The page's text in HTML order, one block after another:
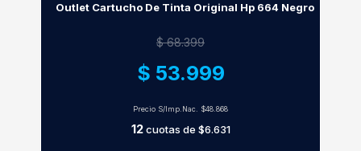
Outlet Cartucho De Tinta Original Hp 664 Negro
$ 68.399
$ 53.999
Precio S/Imp.Nac. $48.868
12cuotas de $6.631